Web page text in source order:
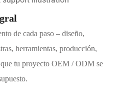
de cada paso – diseño,
herramientas, producción,
tu proyecto OEM / ODM se